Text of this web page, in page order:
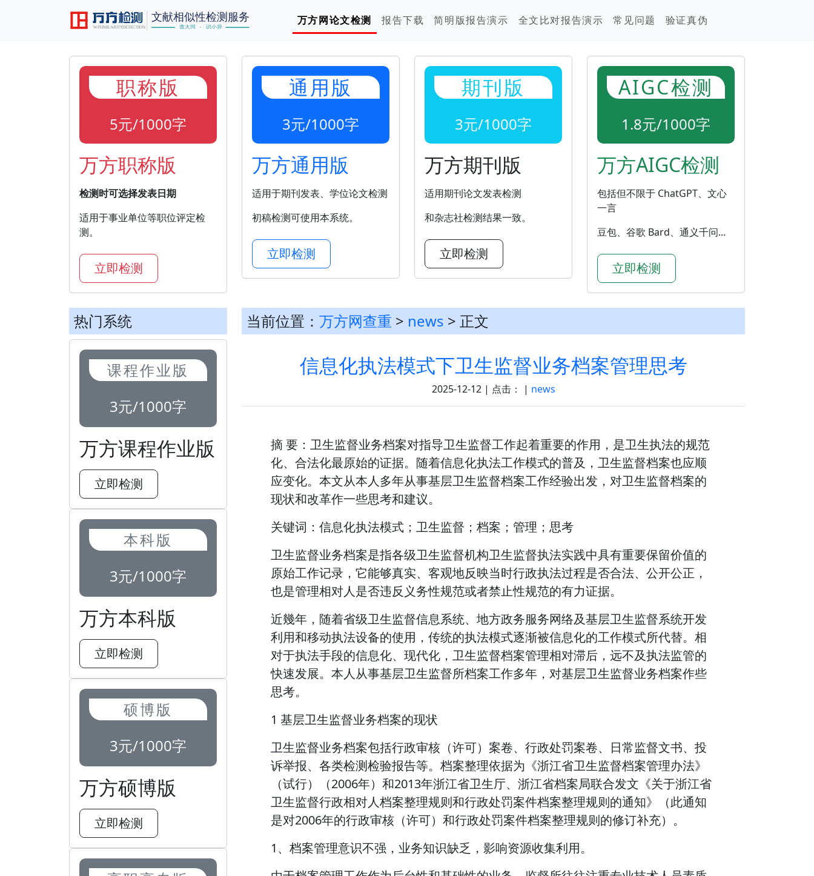
万方网论文检测 报告下载 简明版报告演示 全文比对报告演示 常见问题 验证真伪
职称版
5元/1000字
万方职称版
检测时可选择发表日期
适用于事业单位等职位评定检
测。
立即检测
通用版
3元/1000字
万方通用版
适用于期刊发表、学位论文检测
初稿检测可使用本系统。
立即检测
期刊版
3元/1000字
万方期刊版
适用期刊论文发表检测
和杂志社检测结果一致。
立即检测
AIGC检测
1.8元/1000字
万方AIGC检测
包括但不限于 ChatGPT、文心
一言
豆包、谷歌 Bard、通义千问...
立即检测
热门系统
课程作业版
3元/1000字
万方课程作业版
立即检测
本科版
3元/1000字
万方本科版
立即检测
硕博版
3元/1000字
万方硕博版
立即检测
当前位置： 万方网查重 > news > 正文
信息化执法模式下卫生监督业务档案管理思考
2025-12-12 | 点击： | news
摘 要：卫生监督业务档案对指导卫生监督工作起着重要的作用，是卫生执法的规范
化、合法化最原始的证据。随着信息化执法工作模式的普及，卫生监督档案也应顺
应变化。本文从本人多年从事基层卫生监督档案工作经验出发，对卫生监督档案的
现状和改革作一些思考和建议。
关键词：信息化执法模式；卫生监督；档案；管理；思考
卫生监督业务档案是指各级卫生监督机构卫生监督执法实践中具有重要保留价值的
原始工作记录，它能够真实、客观地反映当时行政执法过程是否合法、公开公正，
也是管理相对人是否违反义务性规范或者禁止性规范的有力证据。
近幾年，随着省级卫生监督信息系统、地方政务服务网络及基层卫生监督系统开发
利用和移动执法设备的使用，传统的执法模式逐渐被信息化的工作模式所代替。相
对于执法手段的信息化、现代化，卫生监督档案管理相对滞后，远不及执法监管的
快速发展。本人从事基层卫生监督所档案工作多年，对基层卫生监督业务档案作些
思考。
1 基层卫生监督业务档案的现状
卫生监督业务档案包括行政审核（许可）案卷、行政处罚案卷、日常监督文书、投
诉举报、各类检测检验报告等。档案整理依据为《浙江省卫生监督档案管理办法》
（试行）（2006年）和2013年浙江省卫生厅、浙江省档案局联合发文《关于浙江省
卫生监督行政相对人档案整理规则和行政处罚案件档案整理规则的通知》（此通知
是对2006年的行政审核（许可）和行政处罚案件档案整理规则的修订补充）。
1、档案管理意识不强，业务知识缺乏，影响资源收集利用。